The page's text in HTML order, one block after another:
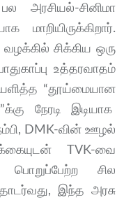
அரசியல்-சினிமா
மாறியிருக்கிறார்.
சிக்கிய ஒரு
உத்தரவாதம்
“தூய்மையான
நேரடி இடியாக
DMK-வின் ஊழல்
TVK-வை
சில
இந்த அரசு